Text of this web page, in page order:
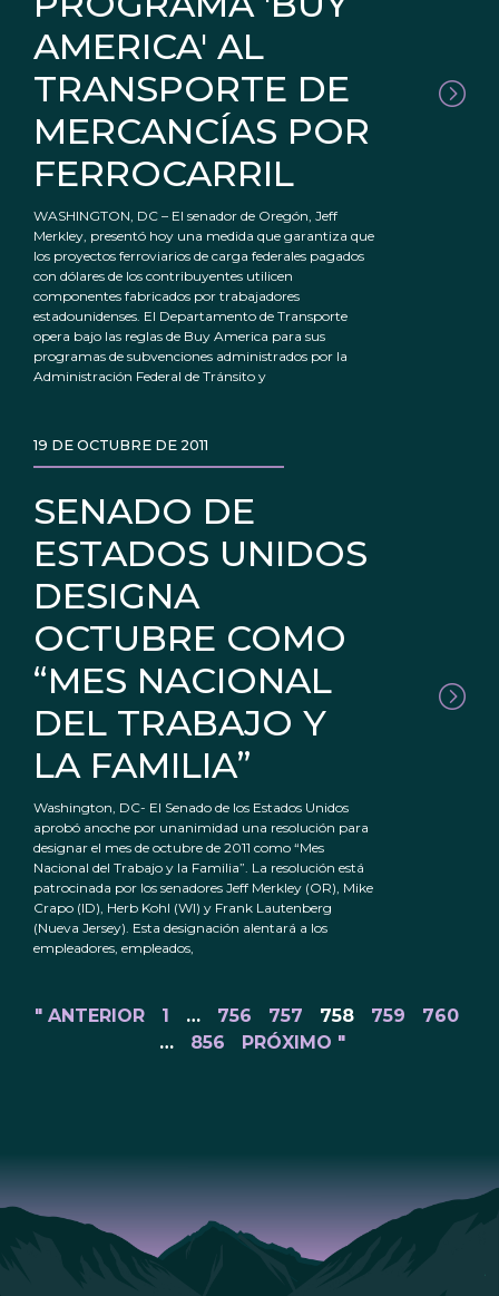
AMERICA' AL
TRANSPORTE DE
MERCANCÍAS POR
FERROCARRIL
WASHINGTON, DC – El senador de Oregón, Jeff
Merkley, presentó hoy una medida que garantiza que
los proyectos ferroviarios de carga federales pagados
con dólares de los contribuyentes utilicen
componentes fabricados por trabajadores
estadounidenses. El Departamento de Transporte
opera bajo las reglas de Buy America para sus
programas de subvenciones administrados por la
Administración Federal de Tránsito y
SENADO DE
ESTADOS UNIDOS
DESIGNA
OCTUBRE COMO
“MES NACIONAL
DEL TRABAJO Y
LA FAMILIA”
19 DE OCTUBRE DE 2011
Washington, DC- El Senado de los Estados Unidos
aprobó anoche por unanimidad una resolución para
designar el mes de octubre de 2011 como “Mes
Nacional del Trabajo y la Familia”. La resolución está
patrocinada por los senadores Jeff Merkley (OR), Mike
Crapo (ID), Herb Kohl (WI) y Frank Lautenberg
(Nueva Jersey). Esta designación alentará a los
empleadores, empleados,
" ANTERIOR 1 … 756 757 758 759
760
…
856 PRÓXIMO "